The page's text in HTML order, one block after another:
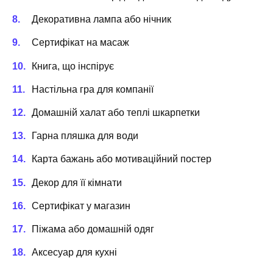
Декоративна лампа або нічник
Сертифікат на масаж
Книга, що інспірує
Настільна гра для компанії
Домашній халат або теплі шкарпетки
Гарна пляшка для води
Карта бажань або мотиваційний постер
Декор для її кімнати
Сертифікат у магазин
Піжама або домашній одяг
Аксесуар для кухні